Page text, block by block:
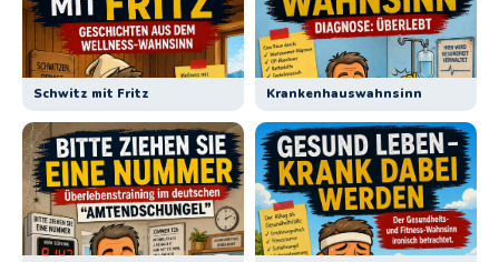
Schwitz mit Fritz Krankenhauswahnsinn